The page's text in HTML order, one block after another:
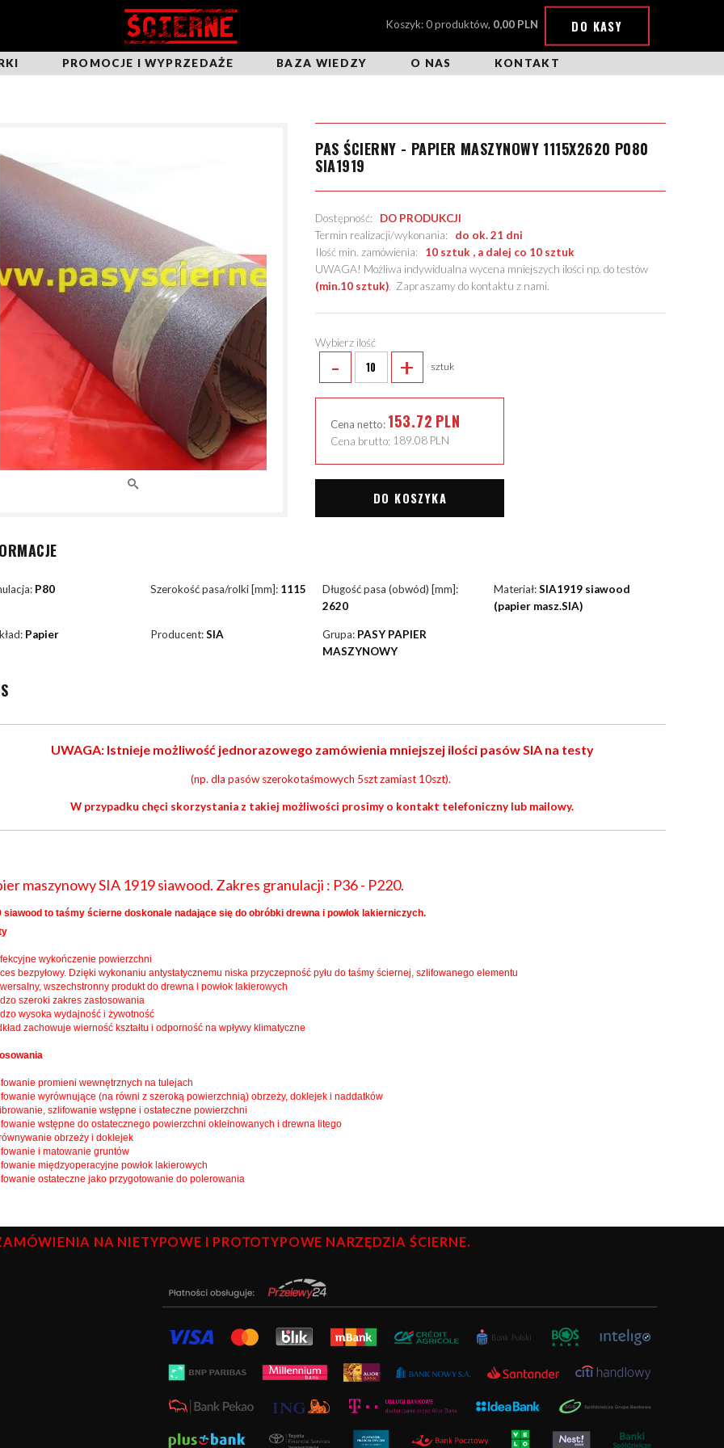
Koszyk: 0 produktów, 0,00 PLN DO KASY
PROMOCJE I WYPRZEDAŻE BAZA WIEDZY O NAS KONTAKT
PAS ŚCIERNY - PAPIER MASZYNOWY 1115X2620 P080
SIA1919
Dostępność: DO PRODUKCJI
Termin realizacji/wykonania: do ok. 21 dni
Ilość min. zamówienia: 10 sztuk , a dalej co 10 sztuk
UWAGA! Możliwa indywidualna wycena mniejszych ilości np. do testów
(min.10 sztuk). Zapraszamy do kontaktu z nami.
Wybierz ilość
- + sztuk
Cena netto: 153.72 PLN
Cena brutto: 189.08 PLN
DO KOSZYKA
P80 Szerokość pasa/rolki [mm]: 1115
Długość pasa (obwód) [mm]:
2620
Materiał:SIA1919 siawood
(papier masz.SIA)
Papier Producent:SIA Grupa: PASY PAPIER
MASZYNOWY
UWAGA: Istnieje możliwość jednorazowego zamówienia mniejszej ilości pasów SIA na testy
(np. dla pasów szerokotaśmowych 5szt zamiast 10szt).
W przypadku chęci skorzystania z takiej możliwości prosimy o kontakt telefoniczny lub mailowy.
maszynowy SIA 1919 siawood. Zakres granulacji : P36 - P220.
siawood to taśmy ścierne doskonale nadające się do obróbki drewna i powłok lakierniczych.
wykończenie powierzchni
bezpyłowy. Dzięki wykonaniu antystatycznemu niska przyczepność pyłu do taśmy ściernej, szlifowanego elementu
wszechstronny produkt do drewna i powłok lakierowych
szeroki zakres zastosowania
wysoka wydajność i żywotność
zachowuje wierność kształtu i odporność na wpływy klimatyczne
promieni wewnętrznych na tulejach
wyrównujące (na równi z szeroką powierzchnią) obrzeży, doklejek i naddatków
szlifowanie wstępne i ostateczne powierzchni
wstępne do ostatecznego powierzchni okleinowanych i drewna litego
obrzeży i doklejek
i matowanie gruntów
międzyoperacyjne powłok lakierowych
ostateczne jako przygotowanie do polerowania
NA NIETYPOWE I PROTOTYPOWE NARZĘDZIA ŚCIERNE.